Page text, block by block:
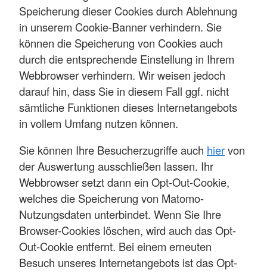
Speicherung dieser Cookies durch Ablehnung
in unserem Cookie-Banner verhindern. Sie
können die Speicherung von Cookies auch
durch die entsprechende Einstellung in Ihrem
Webbrowser verhindern. Wir weisen jedoch
darauf hin, dass Sie in diesem Fall ggf. nicht
sämtliche Funktionen dieses Internetangebots
in vollem Umfang nutzen können.
Sie können Ihre Besucherzugriffe auch hiervon
der Auswertung ausschließen lassen. Ihr
Webbrowser setzt dann ein Opt-Out-Cookie,
welches die Speicherung von Matomo-
Nutzungsdaten unterbindet. Wenn Sie Ihre
Browser-Cookies löschen, wird auch das Opt-
Out-Cookie entfernt. Bei einem erneuten
Besuch unseres Internetangebots ist das Opt-